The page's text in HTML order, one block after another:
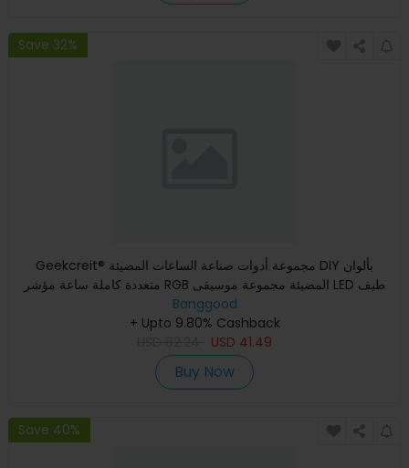
Save 32%
Geekcreit® مجموعة أدوات صناعة الساعات المضيئة DIY بألوان
متعددة كاملة ساعة مؤشر RGB المضيئة مجموعة موسيقى LED طيف
Banggood
+ Upto 9.80% Cashback
USD 41.49
Buy Now
Save 40%